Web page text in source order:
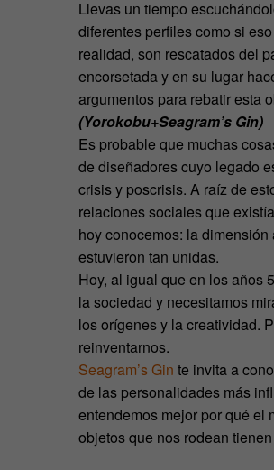
Llevas un tiempo
diferentes perfiles como si
realidad, son rescatados del
encorsetada y en su lugar
argumentos para rebatir esta
(Yorokobu+Seagram’s Gin)
Es probable que muchas
de diseñadores cuyo legado
crisis y poscrisis. A raíz de
relaciones sociales que
hoy conocemos: la
estuvieron tan unidas.
Hoy, al igual que en los años
la sociedad y necesitamos
los orígenes y la creatividad.
reinventarnos.
Seagram’s Gin te invita a
de las personalidades más
entendemos mejor por qué el
objetos que nos rodean